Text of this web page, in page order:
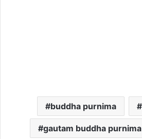
buddha purnima
gautam buddha purnima